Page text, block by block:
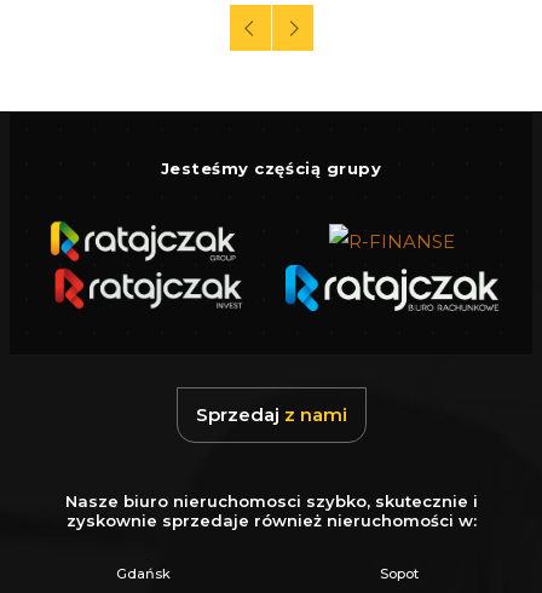
Jesteśmy częścią grupy
Sprzedaj z nami
Nasze biuro nieruchomosci szybko, skutecznie i
zyskownie sprzedaje również nieruchomości w:
Gdańsk Sopot